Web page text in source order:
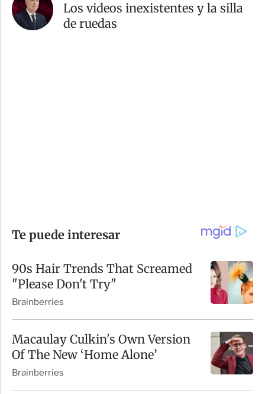
Los videos inexistentes y la silla
de ruedas